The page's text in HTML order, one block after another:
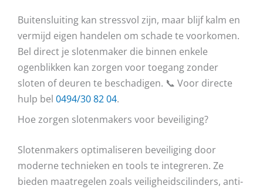
Buitensluiting kan stressvol zijn, maar blijf kalm en
vermijd eigen handelen om schade te voorkomen.
Bel direct je slotenmaker die binnen enkele
ogenblikken kan zorgen voor toegang zonder
sloten of deuren te beschadigen. 📞 Voor directe
hulp bel 0494/30 82 04.
Hoe zorgen slotenmakers voor beveiliging?
Slotenmakers optimaliseren beveiliging door
moderne technieken en tools te integreren. Ze
bieden maatregelen zoals veiligheidscilinders, anti-